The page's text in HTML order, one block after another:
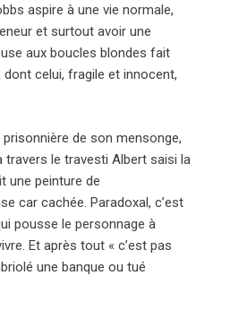
aspire à une vie normale,
et surtout avoir une
aux boucles blondes fait
dont celui, fragile et innocent,
de son mensonge,
travers le travesti Albert saisi la
une peinture de
car cachée. Paradoxal, c’est
pousse le personnage à
Et après tout « c’est pas
une banque ou tué